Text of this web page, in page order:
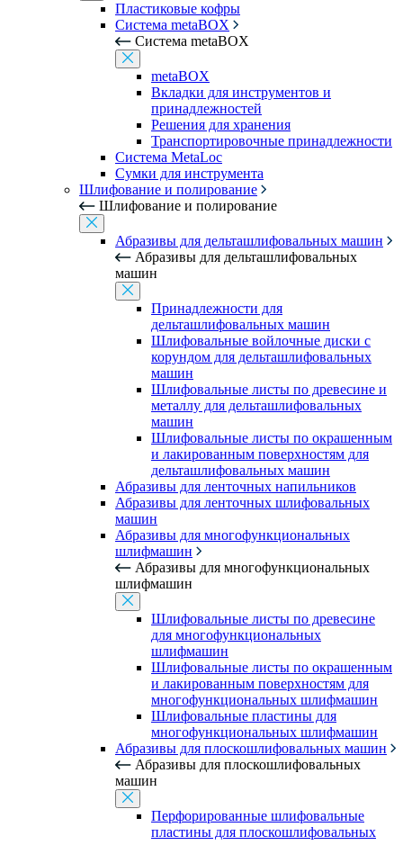
Пластиковые кофры
Система metaBOX
Система metaBOX
metaBOX
Вкладки для инструментов и
принадлежностей
Решения для хранения
Транспортировочные принадлежности
Система MetaLoc
Сумки для инструмента
Шлифование и полирование
Шлифование и полирование
Абразивы для дельташлифовальных машин
Абразивы для дельташлифовальных
машин
Принадлежности для
дельташлифовальных машин
Шлифовальные войлочные диски с
корундом для дельташлифовальных
машин
Шлифовальные листы по древесине и
металлу для дельташлифовальных
машин
Шлифовальные листы по окрашенным
и лакированным поверхностям для
дельташлифовальных машин
Абразивы для ленточных напильников
Абразивы для ленточных шлифовальных
машин
Абразивы для многофункциональных
шлифмашин
Абразивы для многофункциональных
шлифмашин
Шлифовальные листы по древесине
для многофункциональных
шлифмашин
Шлифовальные листы по окрашенным
и лакированным поверхностям для
многофункциональных шлифмашин
Шлифовальные пластины для
многофункциональных шлифмашин
Абразивы для плоскошлифовальных машин
Абразивы для плоскошлифовальных
машин
Перфорированные шлифовальные
пластины для плоскошлифовальных